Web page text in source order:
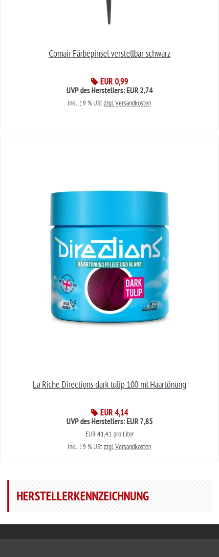
Comair Färbepinsel verstellbar schwarz
EUR 0,99
UVP des Herstellers: EUR 2,74
inkl. 19 % UStzzgl. Versandkosten
La Riche Directions dark tulip 100 ml Haartönung
EUR 4,14
UVP des Herstellers: EUR 7,85
EUR 41,41 pro Liter
inkl. 19 % UStzzgl. Versandkosten
HERSTELLERKENNZEICHNUNG